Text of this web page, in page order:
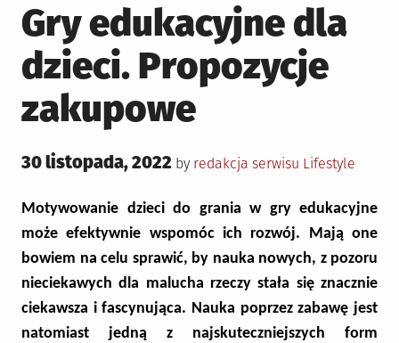
Gry edukacyjne dla
dzieci. Propozycje
zakupowe
Posted
30 listopada, 2022 by redakcja serwisu Posted
Lifestyle
Motywowanie dzieci do grania w gry edukacyjne
może efektywnie wspomóc ich rozwój. Mają one
bowiem na celu sprawić, by nauka nowych, z pozoru
nieciekawych dla malucha rzeczy stała się znacznie
ciekawsza i fascynująca. Nauka poprzez zabawę jest
natomiast jedną z najskuteczniejszych form